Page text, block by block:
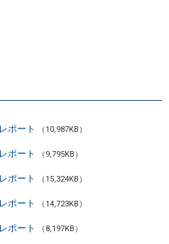
ポート （10,987KB）
ポート （9,795KB）
ポート （15,324KB）
ポート （14,723KB）
ポート （8,197KB）